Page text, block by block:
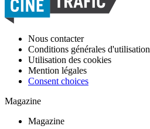
Nous contacter
Conditions générales d'utilisation
Utilisation des cookies
Mention légales
Consent choices
Magazine
Magazine